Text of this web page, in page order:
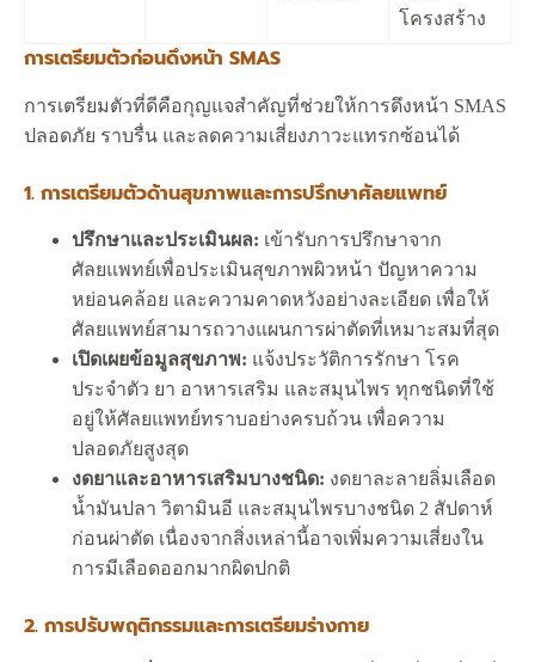
โครงสร้าง
การเตรียมตัวก่อนดึงหน้า SMAS
การเตรียมตัวที่ดีคือกุญแจสำคัญที่ช่วยให้การดึงหน้า SMAS
ปลอดภัย ราบรื่น และลดความเสี่ยงภาวะแทรกซ้อนได้
1. การเตรียมตัวด้านสุขภาพและการปรึกษาศัลยแพทย์
ปรึกษาและประเมินผล: เข้ารับการปรึกษาจาก
ศัลยแพทย์เพื่อประเมินสุขภาพผิวหน้า ปัญหาความ
หย่อนคล้อย และความคาดหวังอย่างละเอียด เพื่อให้
ศัลยแพทย์สามารถวางแผนการผ่าตัดที่เหมาะสมที่สุด
เปิดเผยข้อมูลสุขภาพ: แจ้งประวัติการรักษา โรค
ประจำตัว ยา อาหารเสริม และสมุนไพร ทุกชนิดที่ใช้
อยู่ให้ศัลยแพทย์ทราบอย่างครบถ้วน เพื่อความ
ปลอดภัยสูงสุด
งดยาและอาหารเสริมบางชนิด: งดยาละลายลิ่มเลือด
น้ำมันปลา วิตามินอี และสมุนไพรบางชนิด 2 สัปดาห์
ก่อนผ่าตัด เนื่องจากสิ่งเหล่านี้อาจเพิ่มความเสี่ยงใน
การมีเลือดออกมากผิดปกติ
2. การปรับพฤติกรรมและการเตรียมร่างกาย